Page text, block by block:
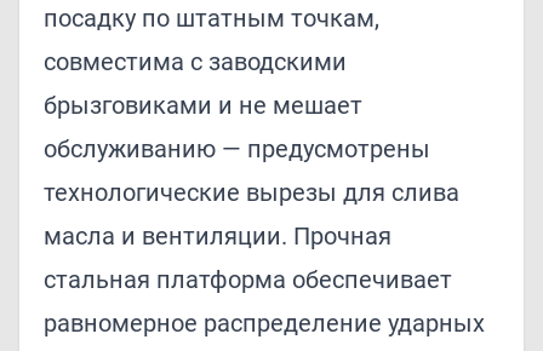
посадку по штатным точкам,
совместима с заводскими
брызговиками и не мешает
обслуживанию — предусмотрены
технологические вырезы для слива
масла и вентиляции. Прочная
стальная платформа обеспечивает
равномерное распределение ударных